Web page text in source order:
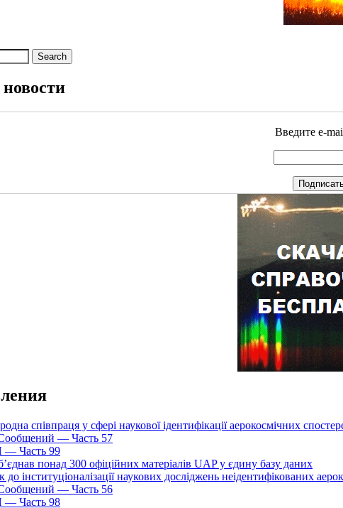
Введите e-
співпраця у сфері наукової ідентифікації аерокосмічних
— Часть 57
Часть 99
понад 300 офіційних матеріалів UAP у єдину базу даних
інституціоналізації наукових досліджень неідентифікованих
— Часть 56
Часть 98